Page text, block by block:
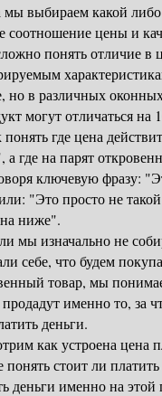
мы выбираем какой
соотношение цены и
понять отличие в
но в различных
могут отличаться на
где цена
где на парят
ключевую фразу:
"Это просто не
ниже".
мы изначально не
себе, что будем
товар, мы
именно то, за
деньги.
как устроена цена
стоит ли
деньги именно на